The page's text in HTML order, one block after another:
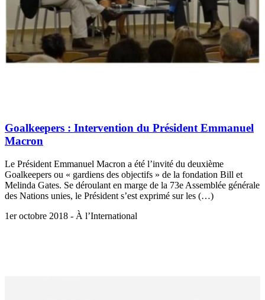
Goalkeepers : Intervention du Président Emmanuel
Macron
Le Président Emmanuel Macron a été l’invité du deuxième
Goalkeepers ou « gardiens des objectifs » de la fondation Bill et
Melinda Gates. Se déroulant en marge de la 73e Assemblée générale
des Nations unies, le Président s’est exprimé sur les (…)
1er octobre 2018 - À l’International